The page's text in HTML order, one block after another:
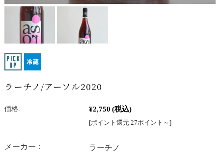
ラーチノ/アーソル2020
価格: ¥2,750 (税込)
[ポイント還元 27ポイント～]
メーカー：
ラーチノ